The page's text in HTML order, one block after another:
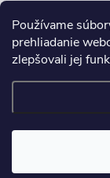
Používame
prehliadanie
zlepšovali jej